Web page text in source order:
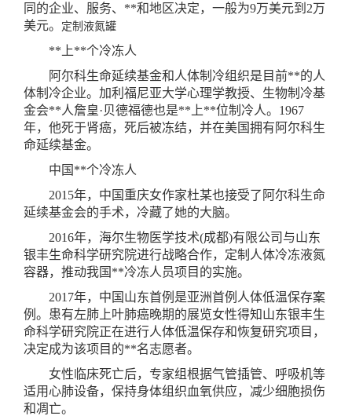
同的企业、服务、**和地区决定，一般为9万美元到2万
美元。
定制液氮罐
**上**个冷冻人
阿尔科生命延续基金和人体制冷组织是目前**的人
体制冷企业。加利福尼亚大学心理学教授、生物制冷基
金会**人詹皇·贝德福德也是**上**位制冷人。1967
年，他死于肾癌，死后被冻结，并在美国拥有阿尔科生
命延续基金。
中国**个冷冻人
2015年，中国重庆女作家杜某也接受了阿尔科生命
延续基金会的手术，冷藏了她的大脑。
2016年，海尔生物医学技术(成都)有限公司与山东
银丰生命科学研究院进行战略合作，定制人体冷冻液氮
容器，推动我国**冷冻人员项目的实施。
2017年，中国山东首例是亚洲首例人体低温保存案
例。患有左肺上叶肺癌晚期的展览女性得知山东银丰生
命科学研究院正在进行人体低温保存和恢复研究项目，
决定成为该项目的**名志愿者。
女性临床死亡后，专家组根据气管插管、呼吸机等
适用心肺设备，保持身体组织血氧供应，减少细胞损伤
和凋亡。